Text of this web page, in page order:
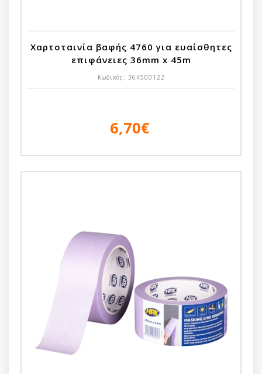
Χαρτοταινία βαφής 4760 για ευαίσθητες
επιφάνειες 36mm x 45m
Κωδικός: 364500122
6,70€